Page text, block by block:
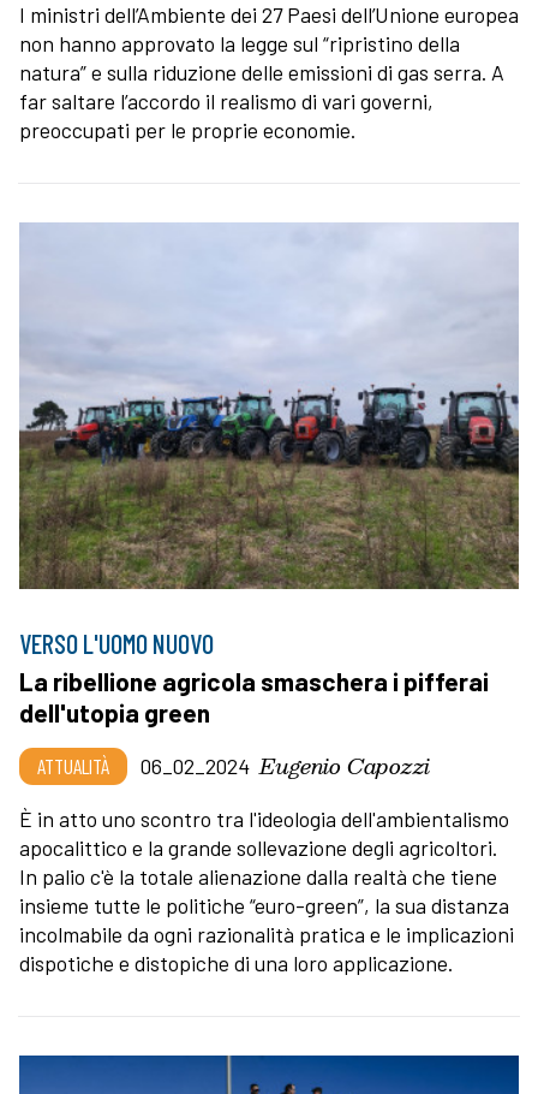
I ministri dell’Ambiente dei 27 Paesi dell’Unione europea
non hanno approvato la legge sul “ripristino della
natura” e sulla riduzione delle emissioni di gas serra. A
far saltare l’accordo il realismo di vari governi,
preoccupati per le proprie economie.
VERSO L'UOMO NUOVO
La ribellione agricola smaschera i pifferai
dell'utopia green
ATTUALITÀ 06_02_2024 Eugenio Capozzi
È in atto uno scontro tra l'ideologia dell'ambientalismo
apocalittico e la grande sollevazione degli agricoltori.
In palio c'è la totale alienazione dalla realtà che tiene
insieme tutte le politiche “euro-green”, la sua distanza
incolmabile da ogni razionalità pratica e le implicazioni
dispotiche e distopiche di una loro applicazione.